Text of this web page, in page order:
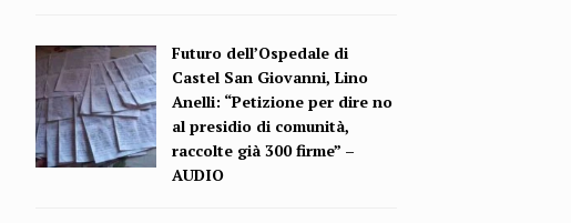
Futuro dell’Ospedale di
Castel San Giovanni, Lino
Anelli: “Petizione per dire no
al presidio di comunità,
raccolte già 300 firme” –
AUDIO